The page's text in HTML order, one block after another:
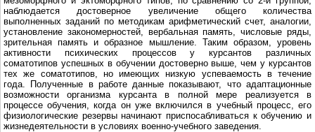
наблюдается достоверное увеличение общего количества
выполненных заданий по методикам арифметический счет, аналогии,
установление закономерностей, вербальная память, числовые ряды,
зрительная память и образное мышление. Таким образом, уровень
активности психических процессов у курсантов различных
соматотипов успешных в обучении достоверно выше, чем у курсантов
тех же соматотипов, но имеющих низкую успеваемость в течение
года. Полученные в работе данные показывают, что адаптационные
возможности организма курсанта в полной мере реализуется в
процессе обучения, когда он уже включился в учебный процесс, его
физиологические резервы начинают приспосабливаться к обучению и
жизнедеятельности в условиях военно-учебного заведения.